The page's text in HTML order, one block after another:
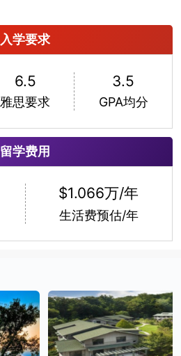
应用数学与计算机科学
哲学
入学要求
6.5
雅思要求
3.5
GPA均分
留学费用
$1.066万/年
生活费预估/年